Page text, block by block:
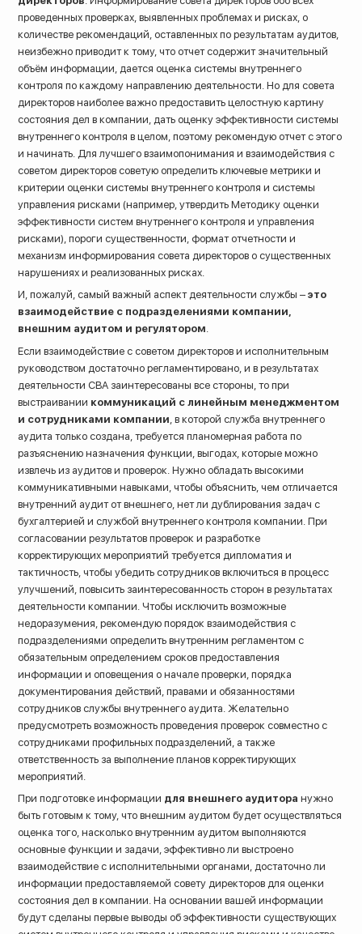
проведенных проверках, выявленных проблемах и рисках, о
количестве рекомендаций, оставленных по результатам аудитов,
неизбежно приводит к тому, что отчет содержит значительный
объём информации, дается оценка системы внутреннего
контроля по каждому направлению деятельности. Но для совета
директоров наиболее важно предоставить целостную картину
состояния дел в компании, дать оценку эффективности системы
внутреннего контроля в целом, поэтому рекомендую отчет с этого
и начинать. Для лучшего взаимопонимания и взаимодействия с
советом директоров советую определить ключевые метрики и
критерии оценки системы внутреннего контроля и системы
управления рисками (например, утвердить Методику оценки
эффективности систем внутреннего контроля и управления
рисками), пороги существенности, формат отчетности и
механизм информирования совета директоров о существенных
нарушениях и реализованных рисках.
И, пожалуй, самый важный аспект деятельности службы –это
взаимодействие с подразделениями компании,
внешним аудитом и регулятором.
Если взаимодействие с советом директоров и исполнительным
руководством достаточно регламентировано, и в результатах
деятельности СВА заинтересованы все стороны, то при
выстраивании коммуникаций с линейным менеджментом
и сотрудниками компании , в которой служба внутреннего
аудита только создана, требуется планомерная работа по
разъяснению назначения функции, выгодах, которые можно
извлечь из аудитов и проверок. Нужно обладать высокими
коммуникативными навыками, чтобы объяснить, чем отличается
внутренний аудит от внешнего, нет ли дублирования задач с
бухгалтерией и службой внутреннего контроля компании. При
согласовании результатов проверок и разработке
корректирующих мероприятий требуется дипломатия и
тактичность, чтобы убедить сотрудников включиться в процесс
улучшений, повысить заинтересованность сторон в результатах
деятельности компании. Чтобы исключить возможные
недоразумения, рекомендую порядок взаимодействия с
подразделениями определить внутренним регламентом с
обязательным определением сроков предоставления
информации и оповещения о начале проверки, порядка
документирования действий, правами и обязанностями
сотрудников службы внутреннего аудита. Желательно
предусмотреть возможность проведения проверок совместно с
сотрудниками профильных подразделений, а также
ответственность за выполнение планов корректирующих
мероприятий.
При подготовке информации для внешнего аудитора нужно
быть готовым к тому, что внешним аудитом будет осуществляться
оценка того, насколько внутренним аудитом выполняются
основные функции и задачи, эффективно ли выстроено
взаимодействие с исполнительными органами, достаточно ли
информации предоставляемой совету директоров для оценки
состояния дел в компании. На основании вашей информации
будут сделаны первые выводы об эффективности существующих